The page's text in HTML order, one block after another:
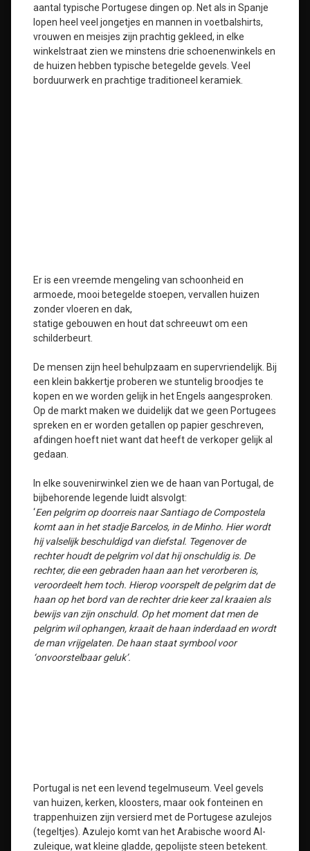
aantal typische Portugese dingen op. Net als in Spanje
lopen heel veel jongetjes en mannen in voetbalshirts,
vrouwen en meisjes zijn prachtig gekleed, in elke
winkelstraat zien we minstens drie schoenenwinkels en
de huizen hebben typische betegelde gevels. Veel
borduurwerk en prachtige traditioneel keramiek.
Er is een vreemde mengeling van schoonheid en
armoede, mooi betegelde stoepen, vervallen huizen
zonder vloeren en dak,
statige gebouwen en hout dat schreeuwt om een
schilderbeurt.
De mensen zijn heel behulpzaam en supervriendelijk. Bij
een klein bakkertje proberen we stuntelig broodjes te
kopen en we worden gelijk in het Engels aangesproken.
Op de markt maken we duidelijk dat we geen Portugees
spreken en er worden getallen op papier geschreven,
afdingen hoeft niet want dat heeft de verkoper gelijk al
gedaan.
In elke souvenirwinkel zien we de haan van Portugal, de
bijbehorende legende luidt alsvolgt:
‘Een pelgrim op doorreis naar Santiago de Compostela
komt aan in het stadje Barcelos, in de Minho. Hier wordt
hij valselijk beschuldigd van diefstal. Tegenover de
rechter houdt de pelgrim vol dat hij onschuldig is. De
rechter, die een gebraden haan aan het verorberen is,
veroordeelt hem toch. Hierop voorspelt de pelgrim dat de
haan op het bord van de rechter drie keer zal kraaien als
bewijs van zijn onschuld. Op het moment dat men de
pelgrim wil ophangen, kraait de haan inderdaad en wordt
de man vrijgelaten. De haan staat symbool voor
‘onvoorstelbaar geluk’.
Portugal is net een levend tegelmuseum. Veel gevels
van huizen, kerken, kloosters, maar ook fonteinen en
trappenhuizen zijn versierd met de Portugese azulejos
(tegeltjes). Azulejo komt van het Arabische woord Al-
zuleique, wat kleine gladde, gepolijste steen betekent.